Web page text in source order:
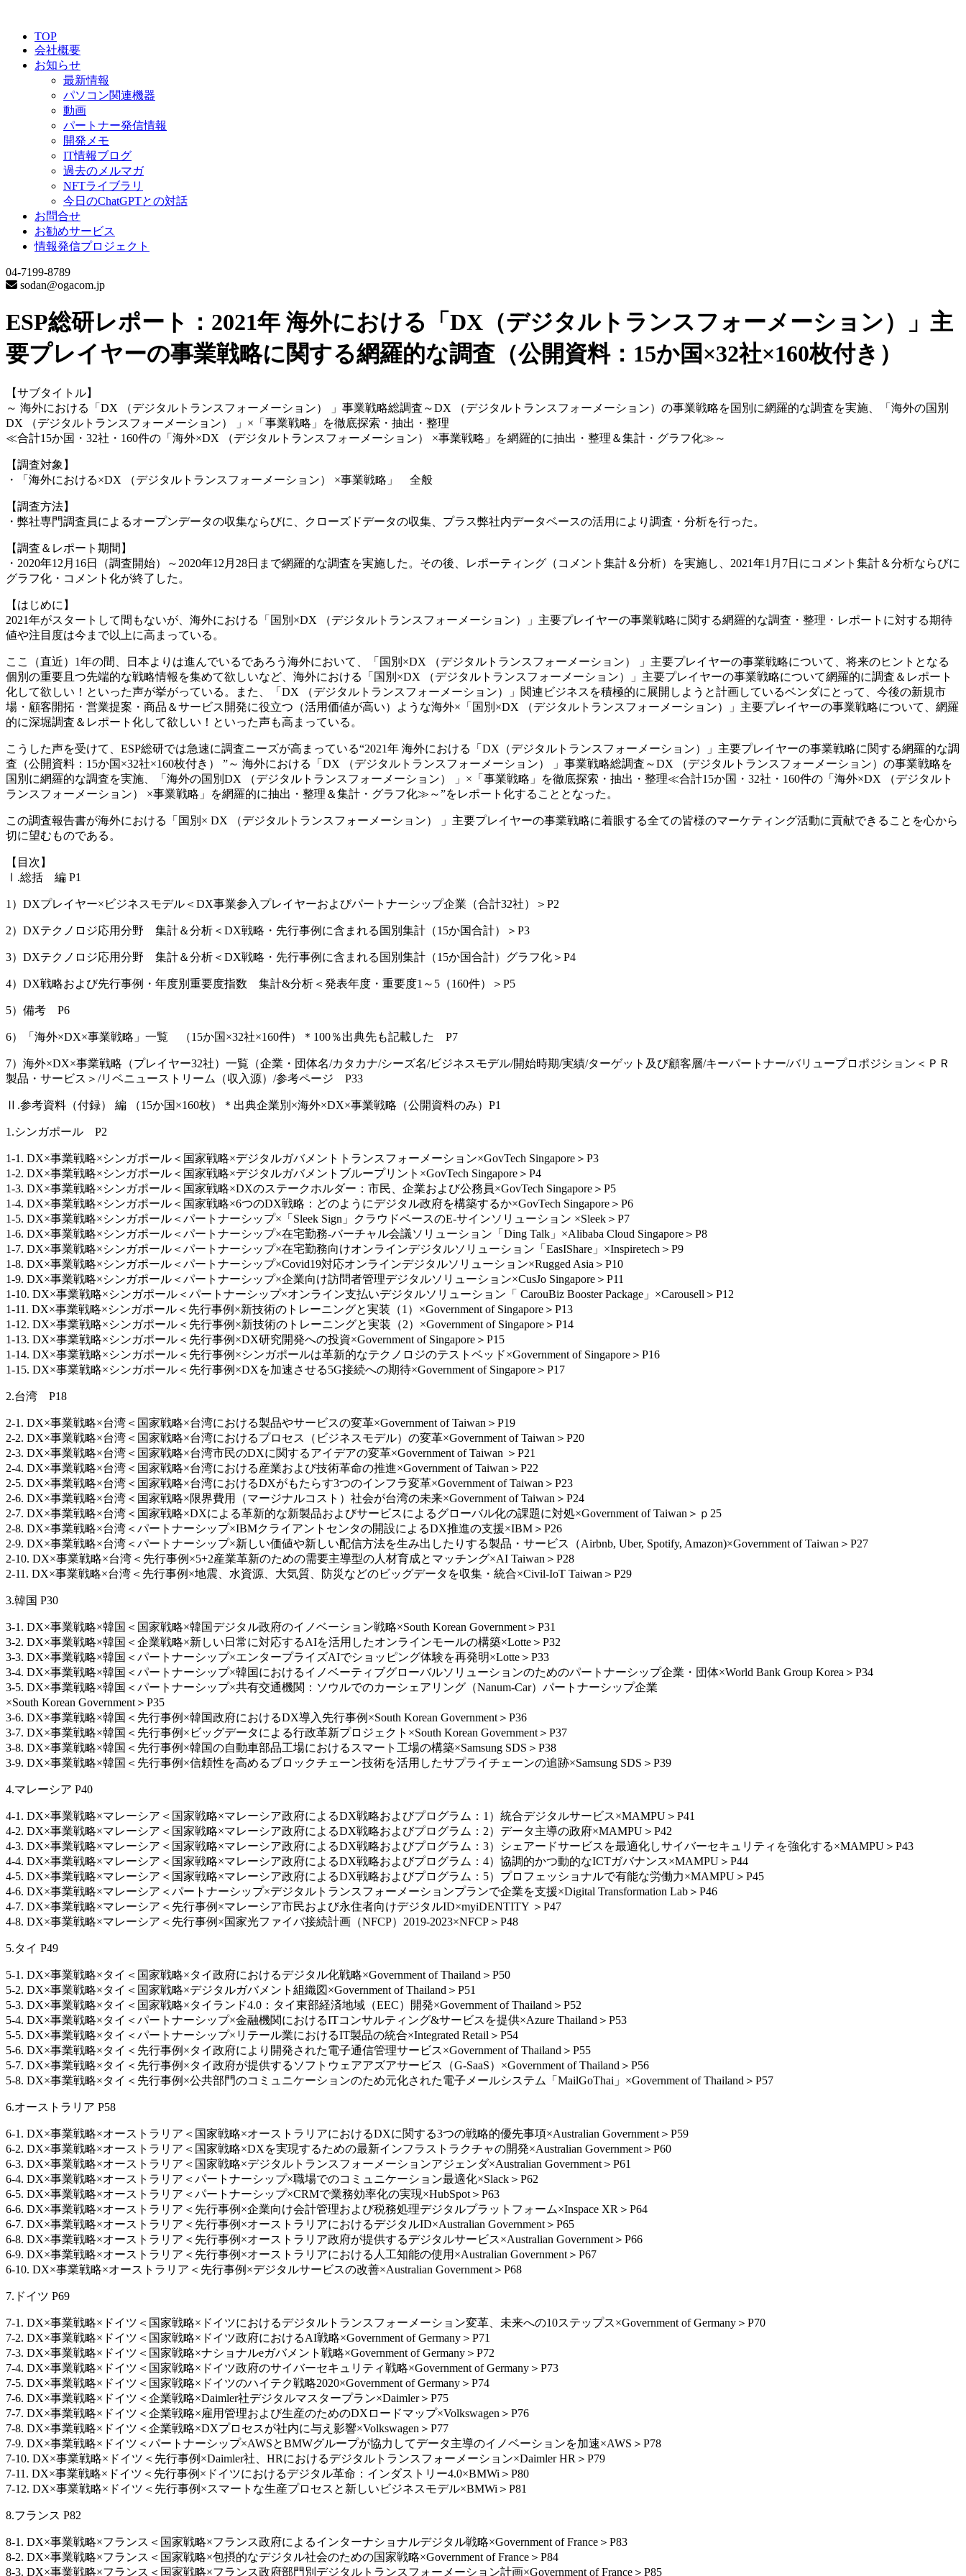
TOP
会社概要
お知らせ
最新情報
パソコン関連機器
動画
パートナー発信情報
開発メモ
IT情報ブログ
過去のメルマガ
NFTライブラリ
今日のChatGPTとの対話
お問合せ
お勧めサービス
情報発信プロジェクト
04-7199-8789
sodan@ogacom.jp
ESP総研レポート：2021年 海外における「DX（デジタルトランスフォーメーション）」主
要プレイヤーの事業戦略に関する網羅的な調査（公開資料：15か国×32社×160枚付き）
【サブタイトル】
～ 海外における「DX （デジタルトランスフォーメーション） 」事業戦略総調査～DX （デジタルトランスフォーメーション）の事業戦略を国別に網羅的な調査を実施、「海外の国別
DX （デジタルトランスフォーメーション） 」×「事業戦略」を徹底探索・抽出・整理
≪合計15か国・32社・160件の「海外×DX （デジタルトランスフォーメーション） ×事業戦略」を網羅的に抽出・整理＆集計・グラフ化≫～
【調査対象】
・「海外における×DX （デジタルトランスフォーメーション） ×事業戦略」 全般
【調査方法】
・弊社専門調査員によるオープンデータの収集ならびに、クローズドデータの収集、プラス弊社内データベースの活用により調査・分析を行った。
【調査＆レポート期間】
・2020年12月16日（調査開始）～2020年12月28日まで網羅的な調査を実施した。その後、レポーティング（コメント集計＆分析）を実施し、2021年1月7日にコメント集計＆分析ならびに
グラフ化・コメント化が終了した。
【はじめに】
2021年がスタートして間もないが、海外における「国別×DX （デジタルトランスフォーメーション）」主要プレイヤーの事業戦略に関する網羅的な調査・整理・レポートに対する期待
値や注目度は今まで以上に高まっている。
ここ（直近）1年の間、日本よりは進んでいるであろう海外において、「国別×DX （デジタルトランスフォーメーション） 」主要プレイヤーの事業戦略について、将来のヒントとなる
個別の重要且つ先端的な戦略情報を集めて欲しいなど、海外における「国別×DX （デジタルトランスフォーメーション）」主要プレイヤーの事業戦略について網羅的に調査＆レポート
化して欲しい！といった声が挙がっている。また、「DX （デジタルトランスフォーメーション）」関連ビジネスを積極的に展開しようと計画しているベンダにとって、今後の新規市
場・顧客開拓・営業提案・商品＆サービス開発に役立つ（活用価値が高い）ような海外×「国別×DX （デジタルトランスフォーメーション）」主要プレイヤーの事業戦略について、網羅
的に深堀調査＆レポート化して欲しい！といった声も高まっている。
こうした声を受けて、ESP総研では急速に調査ニーズが高まっている“2021年 海外における「DX（デジタルトランスフォーメーション）」主要プレイヤーの事業戦略に関する網羅的な調
査（公開資料：15か国×32社×160枚付き） ”～ 海外における「DX （デジタルトランスフォーメーション） 」事業戦略総調査～DX （デジタルトランスフォーメーション）の事業戦略を
国別に網羅的な調査を実施、「海外の国別DX （デジタルトランスフォーメーション） 」×「事業戦略」を徹底探索・抽出・整理≪合計15か国・32社・160件の「海外×DX （デジタルト
ランスフォーメーション） ×事業戦略」を網羅的に抽出・整理＆集計・グラフ化≫～”をレポート化することとなった。
この調査報告書が海外における「国別× DX （デジタルトランスフォーメーション） 」主要プレイヤーの事業戦略に着眼する全ての皆様のマーケティング活動に貢献できることを心から
切に望むものである。
【目次】
Ⅰ.総括 編 P1
1）DXプレイヤー×ビジネスモデル＜DX事業参入プレイヤーおよびパートナーシップ企業（合計32社）＞P2
2）DXテクノロジ応用分野 集計＆分析＜DX戦略・先行事例に含まれる国別集計（15か国合計）＞P3
3）DXテクノロジ応用分野 集計＆分析＜DX戦略・先行事例に含まれる国別集計（15か国合計）グラフ化＞P4
4）DX戦略および先行事例・年度別重要度指数 集計&分析＜発表年度・重要度1～5（160件）＞P5
5）備考 P6
6）「海外×DX×事業戦略」一覧 （15か国×32社×160件）＊100％出典先も記載した P7
7）海外×DX×事業戦略（プレイヤー32社）一覧（企業・団体名/カタカナ/シーズ名/ビジネスモデル/開始時期/実績/ターゲット及び顧客層/キーパートナー/バリュープロポジション＜ＰＲ
製品・サービス＞/リベニューストリーム（収入源）/参考ページ P33
Ⅱ.参考資料（付録） 編 （15か国×160枚）＊出典企業別×海外×DX×事業戦略（公開資料のみ）P1
1.シンガポール P2
1-1. DX×事業戦略×シンガポール＜国家戦略×デジタルガバメントトランスフォーメーション×GovTech Singapore＞P3
1-2. DX×事業戦略×シンガポール＜国家戦略×デジタルガバメントブループリント×GovTech Singapore＞P4
1-3. DX×事業戦略×シンガポール＜国家戦略×DXのステークホルダー：市民、企業および公務員×GovTech Singapore＞P5
1-4. DX×事業戦略×シンガポール＜国家戦略×6つのDX戦略：どのようにデジタル政府を構築するか×GovTech Singapore＞P6
1-5. DX×事業戦略×シンガポール＜パートナーシップ×「Sleek Sign」クラウドベースのE-サインソリューション ×Sleek＞P7
1-6. DX×事業戦略×シンガポール＜パートナーシップ×在宅勤務-バーチャル会議ソリューション「Ding Talk」×Alibaba Cloud Singapore＞P8
1-7. DX×事業戦略×シンガポール＜パートナーシップ×在宅勤務向けオンラインデジタルソリューション「EasIShare」×Inspiretech＞P9
1-8. DX×事業戦略×シンガポール＜パートナーシップ×Covid19対応オンラインデジタルソリューション×Rugged Asia＞P10
1-9. DX×事業戦略×シンガポール＜パートナーシップ×企業向け訪問者管理デジタルソリューション×CusJo Singapore＞P11
1-10. DX×事業戦略×シンガポール＜パートナーシップ×オンライン支払いデジタルソリューション「 CarouBiz Booster Package」×Carousell＞P12
1-11. DX×事業戦略×シンガポール＜先行事例×新技術のトレーニングと実装（1）×Government of Singapore＞P13
1-12. DX×事業戦略×シンガポール＜先行事例×新技術のトレーニングと実装（2）×Government of Singapore＞P14
1-13. DX×事業戦略×シンガポール＜先行事例×DX研究開発への投資×Government of Singapore＞P15
1-14. DX×事業戦略×シンガポール＜先行事例×シンガポールは革新的なテクノロジのテストベッド×Government of Singapore＞P16
1-15. DX×事業戦略×シンガポール＜先行事例×DXを加速させる5G接続への期待×Government of Singapore＞P17
2.台湾 P18
2-1. DX×事業戦略×台湾＜国家戦略×台湾における製品やサービスの変革×Government of Taiwan＞P19
2-2. DX×事業戦略×台湾＜国家戦略×台湾におけるプロセス（ビジネスモデル）の変革×Government of Taiwan＞P20
2-3. DX×事業戦略×台湾＜国家戦略×台湾市民のDXに関するアイデアの変革×Government of Taiwan ＞P21
2-4. DX×事業戦略×台湾＜国家戦略×台湾における産業および技術革命の推進×Government of Taiwan＞P22
2-5. DX×事業戦略×台湾＜国家戦略×台湾におけるDXがもたらす3つのインフラ変革×Government of Taiwan＞P23
2-6. DX×事業戦略×台湾＜国家戦略×限界費用（マージナルコスト）社会が台湾の未来×Government of Taiwan＞P24
2-7. DX×事業戦略×台湾＜国家戦略×DXによる革新的な新製品およびサービスによるグローバル化の課題に対処×Government of Taiwan＞ｐ25
2-8. DX×事業戦略×台湾＜パートナーシップ×IBMクライアントセンタの開設によるDX推進の支援×IBM＞P26
2-9. DX×事業戦略×台湾＜パートナーシップ×新しい価値や新しい配信方法を生み出したりする製品・サービス（Airbnb, Uber, Spotify, Amazon)×Government of Taiwan＞P27
2-10. DX×事業戦略×台湾＜先行事例×5+2産業革新のための需要主導型の人材育成とマッチング×AI Taiwan＞P28
2-11. DX×事業戦略×台湾＜先行事例×地震、水資源、大気質、防災などのビッグデータを収集・統合×Civil-IoT Taiwan＞P29
3.韓国 P30
3-1. DX×事業戦略×韓国＜国家戦略×韓国デジタル政府のイノベーション戦略×South Korean Government＞P31
3-2. DX×事業戦略×韓国＜企業戦略×新しい日常に対応するAIを活用したオンラインモールの構築×Lotte＞P32
3-3. DX×事業戦略×韓国＜パートナーシップ×エンタープライズAIでショッピング体験を再発明×Lotte＞P33
3-4. DX×事業戦略×韓国＜パートナーシップ×韓国におけるイノベーティブグローバルソリューションのためのパートナーシップ企業・団体×World Bank Group Korea＞P34
3-5. DX×事業戦略×韓国＜パートナーシップ×共有交通機関：ソウルでのカーシェアリング（Nanum-Car）パートナーシップ企業
×South Korean Government＞P35
3-6. DX×事業戦略×韓国＜先行事例×韓国政府におけるDX導入先行事例×South Korean Government＞P36
3-7. DX×事業戦略×韓国＜先行事例×ビッグデータによる行政革新プロジェクト×South Korean Government＞P37
3-8. DX×事業戦略×韓国＜先行事例×韓国の自動車部品工場におけるスマート工場の構築×Samsung SDS＞P38
3-9. DX×事業戦略×韓国＜先行事例×信頼性を高めるブロックチェーン技術を活用したサプライチェーンの追跡×Samsung SDS＞P39
4.マレーシア P40
4-1. DX×事業戦略×マレーシア＜国家戦略×マレーシア政府によるDX戦略およびプログラム：1）統合デジタルサービス×MAMPU＞P41
4-2. DX×事業戦略×マレーシア＜国家戦略×マレーシア政府によるDX戦略およびプログラム：2）データ主導の政府×MAMPU＞P42
4-3. DX×事業戦略×マレーシア＜国家戦略×マレーシア政府によるDX戦略およびプログラム：3）シェアードサービスを最適化しサイバーセキュリティを強化する×MAMPU＞P43
4-4. DX×事業戦略×マレーシア＜国家戦略×マレーシア政府によるDX戦略およびプログラム：4）協調的かつ動的なICTガバナンス×MAMPU＞P44
4-5. DX×事業戦略×マレーシア＜国家戦略×マレーシア政府によるDX戦略およびプログラム：5）プロフェッショナルで有能な労働力×MAMPU＞P45
4-6. DX×事業戦略×マレーシア＜パートナーシップ×デジタルトランスフォーメーションプランで企業を支援×Digital Transformation Lab＞P46
4-7. DX×事業戦略×マレーシア＜先行事例×マレーシア市民および永住者向けデジタルID×myiDENTITY ＞P47
4-8. DX×事業戦略×マレーシア＜先行事例×国家光ファイバ接続計画（NFCP）2019-2023×NFCP＞P48
5.タイ P49
5-1. DX×事業戦略×タイ＜国家戦略×タイ政府におけるデジタル化戦略×Government of Thailand＞P50
5-2. DX×事業戦略×タイ＜国家戦略×デジタルガバメント組織図×Government of Thailand＞P51
5-3. DX×事業戦略×タイ＜国家戦略×タイランド4.0：タイ東部経済地域（EEC）開発×Government of Thailand＞P52
5-4. DX×事業戦略×タイ＜パートナーシップ×金融機関におけるITコンサルティング&サービスを提供×Azure Thailand＞P53
5-5. DX×事業戦略×タイ＜パートナーシップ×リテール業におけるIT製品の統合×Integrated Retail＞P54
5-6. DX×事業戦略×タイ＜先行事例×タイ政府により開発された電子通信管理サービス×Government of Thailand＞P55
5-7. DX×事業戦略×タイ＜先行事例×タイ政府が提供するソフトウェアアズアサービス（G-SaaS）×Government of Thailand＞P56
5-8. DX×事業戦略×タイ＜先行事例×公共部門のコミュニケーションのため元化された電子メールシステム「MailGoThai」×Government of Thailand＞P57
6.オーストラリア P58
6-1. DX×事業戦略×オーストラリア＜国家戦略×オーストラリアにおけるDXに関する3つの戦略的優先事項×Australian Government＞P59
6-2. DX×事業戦略×オーストラリア＜国家戦略×DXを実現するための最新インフラストラクチャの開発×Australian Government＞P60
6-3. DX×事業戦略×オーストラリア＜国家戦略×デジタルトランスフォーメーションアジェンダ×Australian Government＞P61
6-4. DX×事業戦略×オーストラリア＜パートナーシップ×職場でのコミュニケーション最適化×Slack＞P62
6-5. DX×事業戦略×オーストラリア＜パートナーシップ×CRMで業務効率化の実現×HubSpot＞P63
6-6. DX×事業戦略×オーストラリア＜先行事例×企業向け会計管理および税務処理デジタルプラットフォーム×Inspace XR＞P64
6-7. DX×事業戦略×オーストラリア＜先行事例×オーストラリアにおけるデジタルID×Australian Government＞P65
6-8. DX×事業戦略×オーストラリア＜先行事例×オーストラリア政府が提供するデジタルサービス×Australian Government＞P66
6-9. DX×事業戦略×オーストラリア＜先行事例×オーストラリアにおける人工知能の使用×Australian Government＞P67
6-10. DX×事業戦略×オーストラリア＜先行事例×デジタルサービスの改善×Australian Government＞P68
7.ドイツ P69
7-1. DX×事業戦略×ドイツ＜国家戦略×ドイツにおけるデジタルトランスフォーメーション変革、未来への10ステップス×Government of Germany＞P70
7-2. DX×事業戦略×ドイツ＜国家戦略×ドイツ政府におけるAI戦略×Government of Germany＞P71
7-3. DX×事業戦略×ドイツ＜国家戦略×ナショナルeガバメント戦略×Government of Germany＞P72
7-4. DX×事業戦略×ドイツ＜国家戦略×ドイツ政府のサイバーセキュリティ戦略×Government of Germany＞P73
7-5. DX×事業戦略×ドイツ＜国家戦略×ドイツのハイテク戦略2020×Government of Germany＞P74
7-6. DX×事業戦略×ドイツ＜企業戦略×Daimler社デジタルマスタープラン×Daimler＞P75
7-7. DX×事業戦略×ドイツ＜企業戦略×雇用管理および生産のためのDXロードマップ×Volkswagen＞P76
7-8. DX×事業戦略×ドイツ＜企業戦略×DXプロセスが社内に与え影響×Volkswagen＞P77
7-9. DX×事業戦略×ドイツ＜パートナーシップ×AWSとBMWグループが協力してデータ主導のイノベーションを加速×AWS＞P78
7-10. DX×事業戦略×ドイツ＜先行事例×Daimler社、HRにおけるデジタルトランスフォーメーション×Daimler HR＞P79
7-11. DX×事業戦略×ドイツ＜先行事例×ドイツにおけるデジタル革命：インダストリー4.0×BMWi＞P80
7-12. DX×事業戦略×ドイツ＜先行事例×スマートな生産プロセスと新しいビジネスモデル×BMWi＞P81
8.フランス P82
8-1. DX×事業戦略×フランス＜国家戦略×フランス政府によるインターナショナルデジタル戦略×Government of France＞P83
8-2. DX×事業戦略×フランス＜国家戦略×包摂的なデジタル社会のための国家戦略×Government of France＞P84
8-3. DX×事業戦略×フランス＜国家戦略×フランス政府部門別デジタルトランスフォーメーション計画×Government of France＞P85